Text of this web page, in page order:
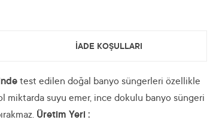
İADE KOŞULLARI
test edilen doğal banyo süngerleri özellikle
miktarda suyu emer, ince dokulu banyo süngeri
Üretim Yeri :